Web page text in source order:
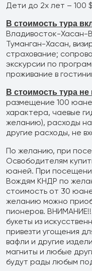
+7
+7
+7
+7
Дети до 2х лет – 100 $
В стоимость тура
Владивосток-Хасан-
Туманган-Хасан,
страхование;
экскурсии по
проживание в
В стоимость тура
размещение 100
характера, чаевые
желанию), расходы
другие расходы, не
По желанию, при
Освободителям
юаней. При
Вождям КНДР по
стоимость от 30
желанию можно
пионеров.
букеты из
привезти угощения
вафли и другие
магниты и любые
будут рады любым